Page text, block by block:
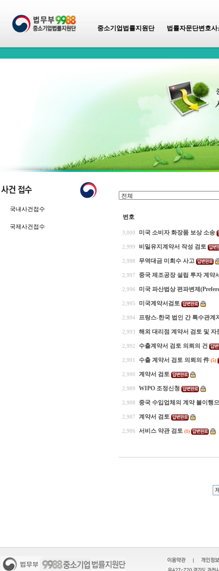
중소기업법률지원단 법률자문단변호사
국내사건접수
국제사건접수
번호
3,000 미국 소비자 화장품 보상 소송
2,999 비밀유지계약서 작성 검토
2,998 무역대금 미회수 사고
2,997 중국 제조공장 설립 투자 계약
2,996 미국 파산법상 편파변제
2,995 미국계약서검토
2,994 프랑스-한국 법인 간 특수관
2,993 해외 대리점 계약서 검토 및 자
2,992 수출계약서 검토 의뢰의 건
2,991 수출 계약서 검토 의뢰의 件 (5)
2,990 계약서 검토
2,989 WIPO 조정신청
2,988 중국 수입업체의 계약 불이행
2,987 계약서 검토
2,986 서비스 약관 검토 (1)